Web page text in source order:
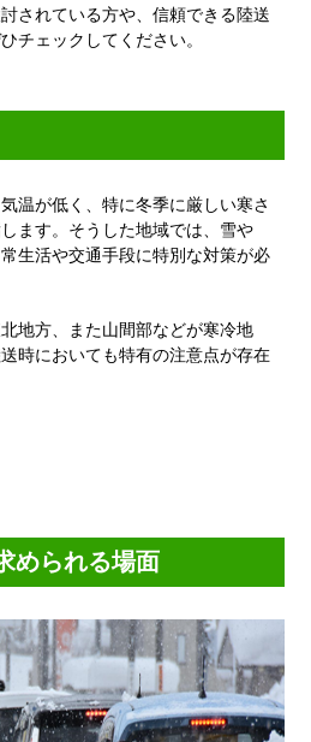
されている方や、信頼できる陸送
チェックしてください。
温が低く、特に冬季に厳しい寒さ
ます。そうした地域では、雪や
生活や交通手段に特別な対策が必
地方、また山間部などが寒冷地
時においても特有の注意点が存在
められる場面